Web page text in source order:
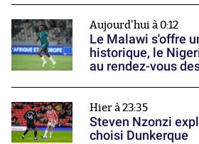
Aujourd'hui à 0:12
Le Malawi s'offre
historique, le
au rendez-vous
Hier à 23:35
Steven Nzonzi
choisi Dunkerque